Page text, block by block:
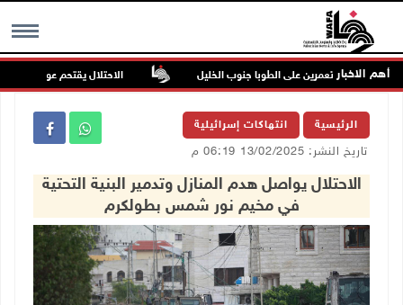
MENU أهم الاخبار
للمستعمرين على الطوبا جنوب الخليل الاحتلال يقتحم عورتا جنوب
الرئيسية انتهاكات إسرائيلية
تاريخ النشر: 13/02/2025 06:19 م
الاحتلال يواصل هدم المنازل وتدمير البنية التحتية
في مخيم نور شمس بطولكرم